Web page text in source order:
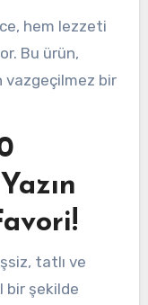
hem lezzeti
Bu ürün,
vazgeçilmez bir
tatlı ve
bir şekilde